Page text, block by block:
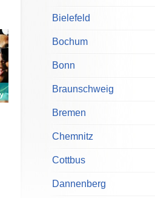
Bielefeld
Bochum
Bonn
Braunschweig
Bremen
Chemnitz
Cottbus
Dannenberg